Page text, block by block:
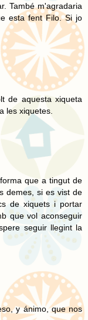
També m'agradaria
esta fent Filo. Si jo
de aquesta xiqueta
les xiquetes.
que a tingut de
demes, si es vist de
de xiquets i portar
que vol aconseguir
seguir llegint la
y ánimo, que nos